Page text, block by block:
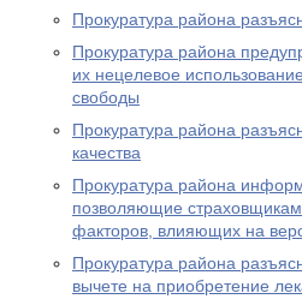
Прокуратура района
Прокуратура района
их нецелевое
свободы
Прокуратура района
качества
Прокуратура района
позволяющие
факторов, влияющих на
Прокуратура района
вычете на приобретение